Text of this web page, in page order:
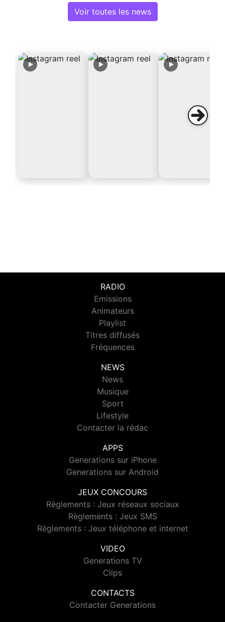
Voir toutes les news
RADIO
Emissions
Animateurs
Playlist
Titres diffusés
Fréquences
NEWS
News
Musique
Sport
Lifestyle
Contacter la rédac
APPS
Generations sur iPhone
Generations sur Android
JEUX CONCOURS
Règlements : Jeux réseaux sociaux
Règlements : Jeux SMS
Règlements : Jeux téléphone et internet
VIDEO
Generations TV
Clips
CONTACTS
Contacter Generations